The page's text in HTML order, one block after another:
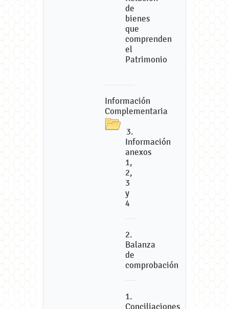
de
bienes
que
comprenden
el
Patrimonio
Información
Complementaria
3.
Información
anexos
1,
2,
3
y
4
2.
Balanza
de
comprobación
1.
Conciliaciones